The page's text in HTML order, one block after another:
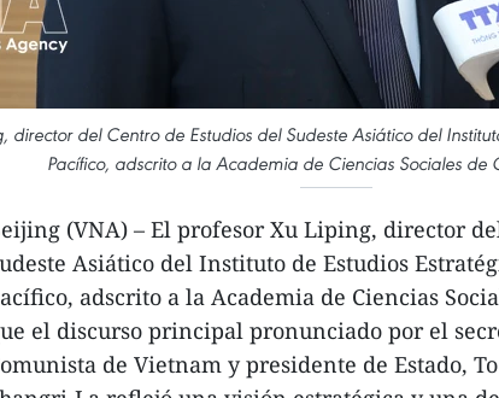
director del Centro de Estudios del Sudeste Asiático del
Pacífico, adscrito a la Academia de Ciencias Sociales de
(VNA) – El profesor Xu Liping, director
Asiático del Instituto de Estudios
adscrito a la Academia de Ciencias
el discurso principal pronunciado por el
de Vietnam y presidente de Estado,